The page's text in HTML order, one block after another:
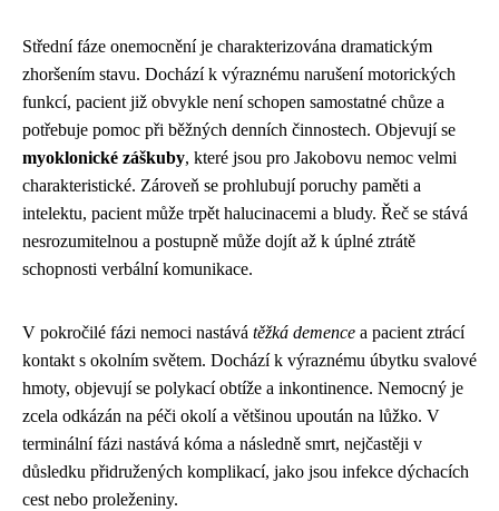
Střední fáze onemocnění je charakterizována dramatickým
zhoršením stavu. Dochází k výraznému narušení motorických
funkcí, pacient již obvykle není schopen samostatné chůze a
potřebuje pomoc při běžných denních činnostech. Objevují se
myoklonické záškuby, které jsou pro Jakobovu nemoc velmi
charakteristické. Zároveň se prohlubují poruchy paměti a
intelektu, pacient může trpět halucinacemi a bludy. Řeč se stává
nesrozumitelnou a postupně může dojít až k úplné ztrátě
schopnosti verbální komunikace.
V pokročilé fázi nemoci nastává těžká demence a pacient ztrácí
kontakt s okolním světem. Dochází k výraznému úbytku svalové
hmoty, objevují se polykací obtíže a inkontinence. Nemocný je
zcela odkázán na péči okolí a většinou upoután na lůžko. V
terminální fázi nastává kóma a následně smrt, nejčastěji v
důsledku přidružených komplikací, jako jsou infekce dýchacích
cest nebo proleženiny.